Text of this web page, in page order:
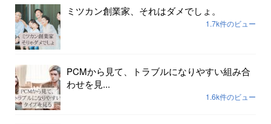
ミツカン創業家、それはダメでしょ。
1.7k件のビュー
PCMから見て、トラブルになりやすい組み合
わせを見...
1.6k件のビュー